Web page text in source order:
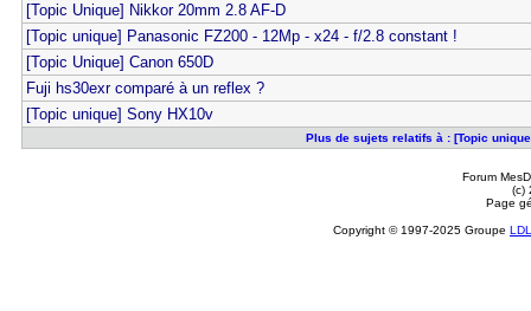
[Topic Unique] Nikkor 20mm 2.8 AF-D
[Topic unique] Panasonic FZ200 - 12Mp - x24 - f/2.8 constant !
[Topic Unique] Canon 650D
Fuji hs30exr comparé à un reflex ?
[Topic unique] Sony HX10v
Plus de sujets relatifs à : [Topic
Forum
(c)
Page
Copyright © 1997-2025 Groupe